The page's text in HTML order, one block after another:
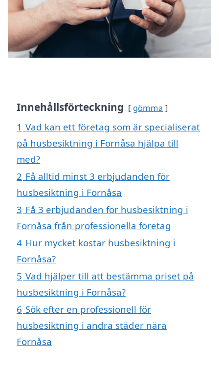
Innehållsförteckning gömma
1 Vad kan ett företag som är specialiserat
på husbesiktning i Fornåsa hjälpa till
med?
2 Få alltid minst 3 erbjudanden för
husbesiktning i Fornåsa
3 Få 3 erbjudanden för husbesiktning i
Fornåsa från professionella företag
4 Hur mycket kostar husbesiktning i
Fornåsa?
5 Vad hjälper till att bestämma priset på
husbesiktning i Fornåsa?
6 Sök efter en professionell för
husbesiktning i andra städer nära
Fornåsa